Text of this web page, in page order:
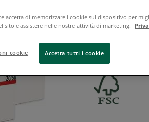
I telai telati
rivestiti di tela di
non tagliata
telati ...
accetta di memorizzare i cookie sul dispositivo per
sito e assistere nelle nostre attività di marketing.
cookie Accetta tutti i cookie